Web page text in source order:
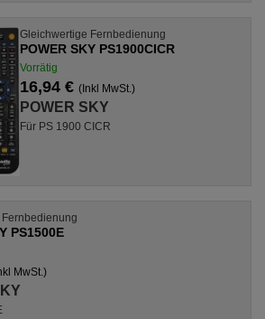
Gleichwertige Fernbedienung
POWER SKY PS1900CICR
Vorrätig
16,94 € (Inkl MwSt.)
POWER SKY
Für PS 1900 CICR
PS1500E
MwSt.)